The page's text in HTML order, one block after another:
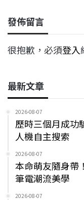
發佈留言
很抱歉，必須登入
最新文章
2026-08-07
歷時三個月成功
人機自主搜索
2026-08-07
本命萌友隨身帶
筆電潮流美學
2026-08-07